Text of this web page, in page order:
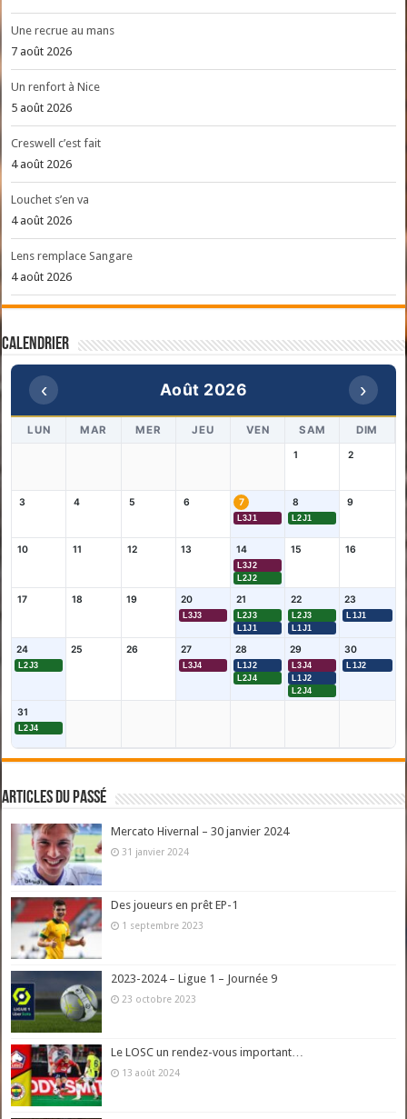
Une recrue au mans
7 août 2026
Un renfort à Nice
5 août 2026
Creswell c’est fait
4 août 2026
Louchet s’en va
4 août 2026
Lens remplace Sangare
4 août 2026
Calendrier
‹ Août 2026 ›
LUN MAR MER JEU VEN SAM DIM
1 2
3 4 5 6 7
L3J1
8
L2J1
9
10 11 12 13 14
L3J2
L2J2
15 16
17 18 19 20
L3J3
21
L2J3
L1J1
22
L2J3
L1J1
23
L1J1
24
L2J3
25 26 27
L3J4
28
L1J2
L2J4
29
L3J4
L1J2
L2J4
30
L1J2
31
L2J4
Articles du passé
Mercato Hivernal – 30 janvier 2024
31 janvier 2024
Des joueurs en prêt EP-1
1 septembre 2023
2023-2024 – Ligue 1 – Journée 9
23 octobre 2023
Le LOSC un rendez-vous important…
13 août 2024